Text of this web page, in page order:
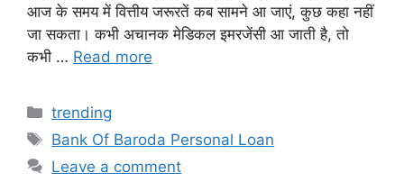
आज के समय में वित्तीय जरूरतें कब सामने आ जाएं, कुछ कहा नहीं
जा सकता। कभी अचानक मेडिकल इमरजेंसी आ जाती है, तो
कभी … Read more
Categories
trending
Tags
Bank Of Baroda Personal Loan
Leave a comment